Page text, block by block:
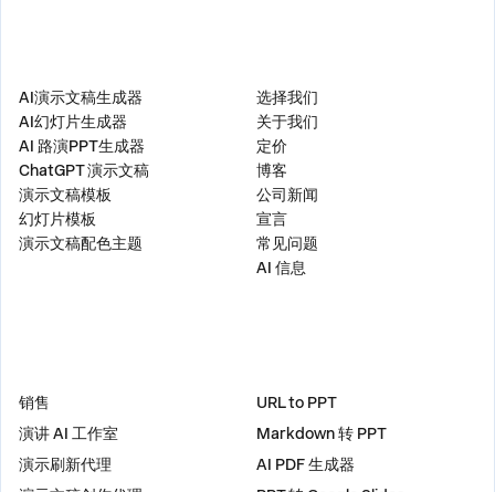
AI演示文稿生成器
AI幻灯片生成器
AI 路演PPT生成器
ChatGPT 演示文稿
演示文稿模板
幻灯片模板
演示文稿配色主题
选择我们
关于我们
定价
博客
公司新闻
宣言
常见问题
AI 信息
销售
演讲 AI 工作室
演示刷新代理
URL to PPT
Markdown 转 PPT
AI PDF 生成器